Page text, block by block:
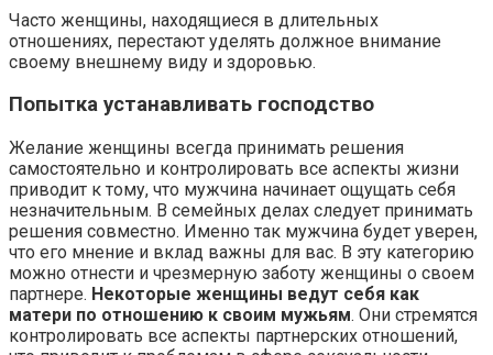
Часто женщины, находящиеся в длительных
отношениях, перестают уделять должное внимание
своему внешнему виду и здоровью.
Попытка устанавливать господство
Желание женщины всегда принимать решения
самостоятельно и контролировать все аспекты жизни
приводит к тому, что мужчина начинает ощущать себя
незначительным. В семейных делах следует принимать
решения совместно. Именно так мужчина будет уверен,
что его мнение и вклад важны для вас. В эту категорию
можно отнести и чрезмерную заботу женщины о своем
партнере. Некоторые женщины ведут себя как
матери по отношению к своим мужьям. Они стремятся
контролировать все аспекты партнерских отношений,